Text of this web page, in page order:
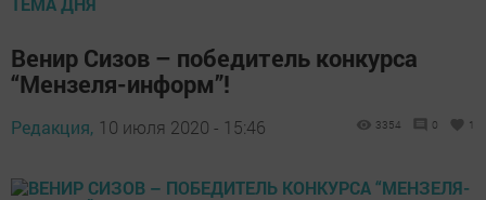
Венир Сизов – победитель конкурса
“Мензеля-информ”!
Редакция, 10 июля 2020 - 15:46 3354 0 1